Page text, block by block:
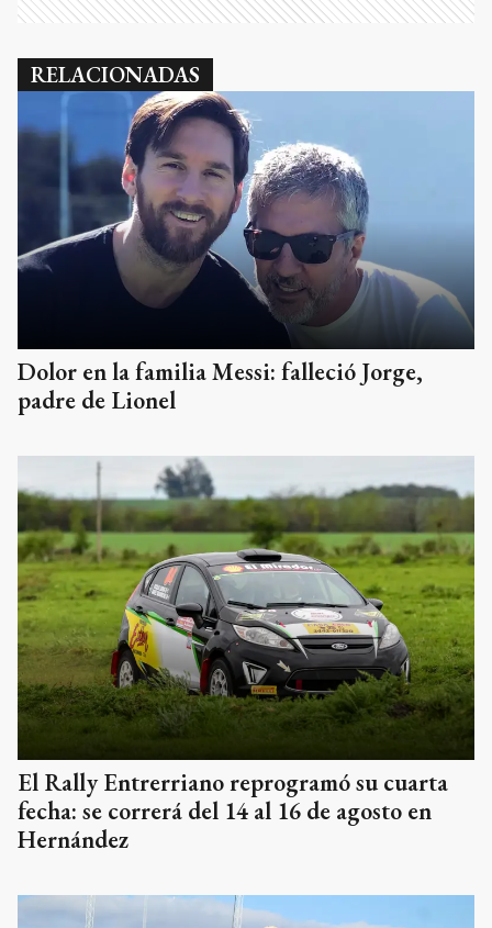
RELACIONADAS
Dolor en la familia Messi: falleció Jorge,
padre de Lionel
El Rally Entrerriano reprogramó su cuarta
fecha: se correrá del 14 al 16 de agosto en
Hernández